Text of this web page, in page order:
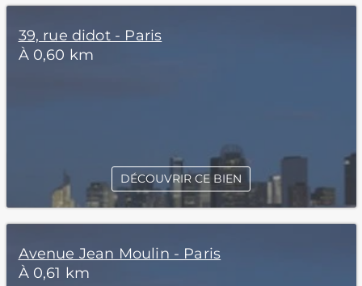
39, rue didot - Paris
À 0,60 km
DÉCOUVRIR CE BIEN
Avenue Jean Moulin - Paris
À 0,61 km